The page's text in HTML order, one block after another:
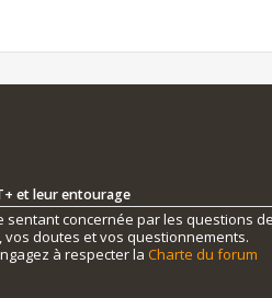
et leur entourage
concernée par les questions
doutes et vos questionnements.
à respecter la Charte du forum